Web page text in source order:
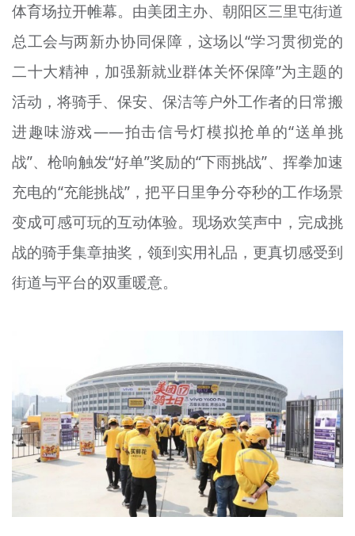
榜样人物
+
身边好人
文明评论
北京宣传文化引导基金
专题
资料库
+
体育场拉开帷幕。由美团主办、朝阳区三里屯街道
总工会与两新办协同保障，这场以“学习贯彻党的
二十大精神，加强新就业群体关怀保障”为主题的
活动，将骑手、保安、保洁等户外工作者的日常搬
进趣味游戏——拍击信号灯模拟抢单的“送单挑
战”、枪响触发“好单”奖励的“下雨挑战”、挥拳加速
充电的“充能挑战”，把平日里争分夺秒的工作场景
变成可感可玩的互动体验。现场欢笑声中，完成挑
战的骑手集章抽奖，领到实用礼品，更真切感受到
街道与平台的双重暖意。